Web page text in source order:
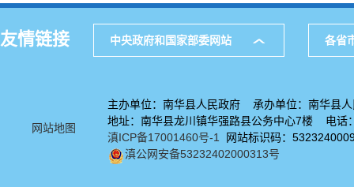
友情链接 中央政府和国家部委网站 各省
网站地图
主办单位：南华县人民政府 承办单位：南华县人
地址：南华县龙川镇华强路县公务中心7楼 电
滇ICP备17001460号-1
网站标识码：
滇公网安备53232402000313号